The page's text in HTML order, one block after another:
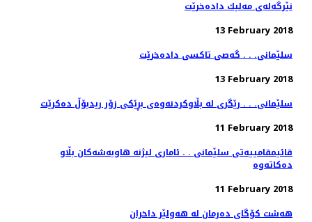
نێرگه‌له‌ی مه‌لیك داده‌خرێت
13 February 2018
سلێمانی. . . گه‌صی تاكسی داده‌خرێت
13 February 2018
سلێمانی. . . رێگری له‌ بڵاوكردنه‌وه‌ی بڕێكی زۆر ریدبۆڵ ده‌كرێت
11 February 2018
قائیمقامییه‌تی سلێمانی . . ئاماری لیژنه‌ هاوبه‌شه‌كان بڵاو
11 February 2018
هەشت كۆگای دەرمان لە هەولێر داخران